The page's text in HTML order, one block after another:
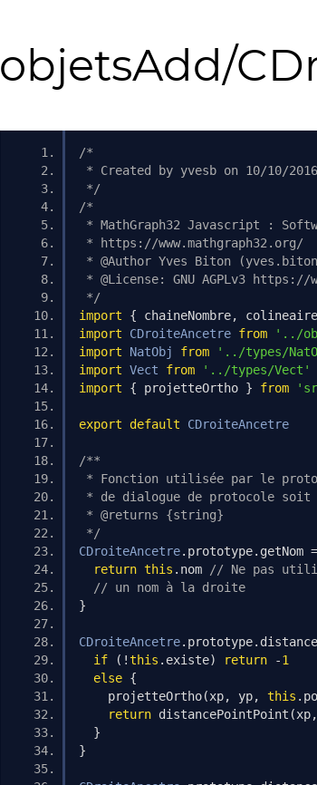
objetsAdd/
/*
* Created by yvesb on 10/10/
*/
/*
* MathGraph32 Javascript :
* https://www.mathgraph32.org/
* @Author Yves Biton
* @License: GNU AGPLv3
*/
import
{ chaineNombre,
import
CDroiteAncetre from
'../
import
NatObj from
'../types/
import Vect from
'../types/Vect'
import
{ projetteOrtho } from
export default CDroiteAncetre
/**
* Fonction utilisée par le
* de dialogue de protocole soit
* @returns {string}
*/
CDroiteAncetre. prototype. getNom =
return this . nom
// Ne pas
// un nom à la droite
}
CDroiteAncetre. prototype.
if
(!this . existe) return -1
else {
    projetteOrtho
(xp, yp, this .
return distancePointPoint (xp,
}
}